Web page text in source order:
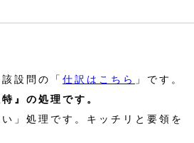
設問の「 仕訳はこちら
」です。
』の処理です。
」処理です。キッチリと要領を